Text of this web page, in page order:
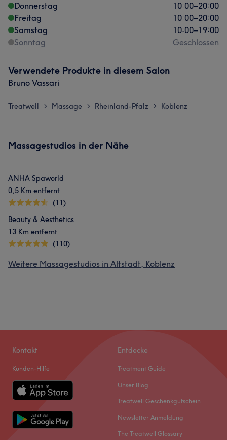
Donnerstag
10:00–20:00
Freitag
10:00–20:00
Samstag
10:00–19:00
Sonntag
Geschlossen
Verwendete Produkte in diesem Salon
Bruno Vassari
Treatwell > Massage > Rheinland-Pfalz > Koblenz
Massagestudios in der Nähe
ANHA Spaworld
0,5 Km entfernt
(11)
Beauty & Aesthetics
13 Km entfernt
(110)
Weitere Massagestudios in Altstadt, Koblenz
Kontakt
Kunden-Hilfe
Entdecke
Treatment Guide
Unser Blog
Treatwell Geschenkgutschein
Newsletter Anmeldung
The Treatwell Glossary